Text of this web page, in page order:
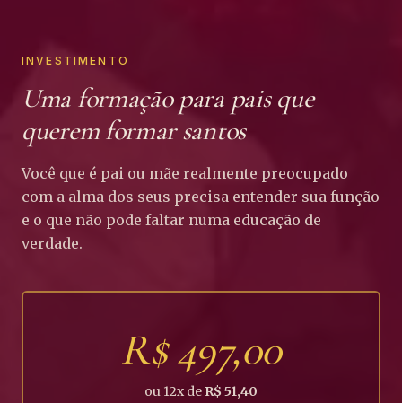
INVESTIMENTO
Uma formação para pais que
querem formar santos
Você que é pai ou mãe realmente preocupado
com a alma dos seus precisa entender sua função
e o que não pode faltar numa educação de
verdade.
R$ 497,00
ou 12x de R$ 51,40